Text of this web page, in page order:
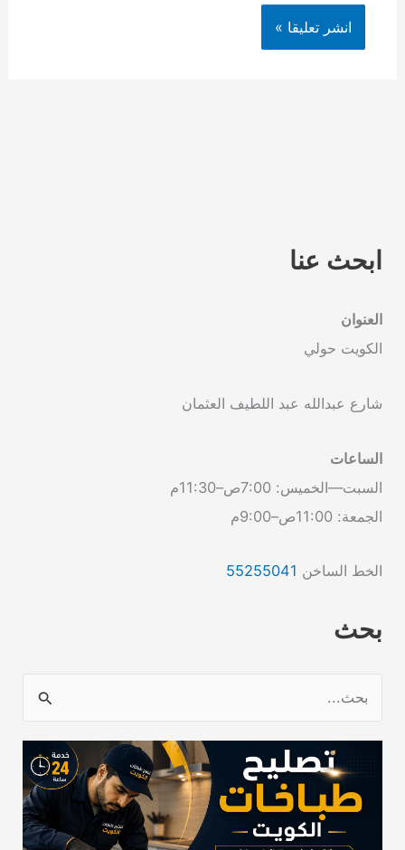
ابحث عنا
العنوان
الكويت حولي
شارع عبدالله عبد اللطيف العثمان
الساعات
السبت—الخميس: 7:00ص–11:30م
الجمعة: 11:00ص–9:00م
الخط الساخن 55255041
بحث